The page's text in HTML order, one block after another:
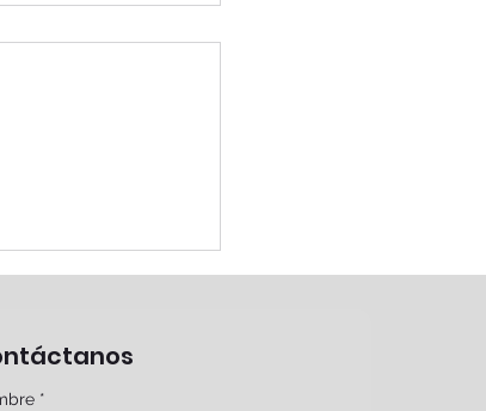
el
de tobillo
*